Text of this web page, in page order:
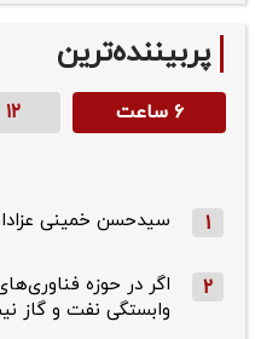
پربیننده‌ترین
۶ ساعت ۱۲ ساعت
1 سیدحسن خمینی
2
اگر در حوزه
وابستگی نفت و گاز